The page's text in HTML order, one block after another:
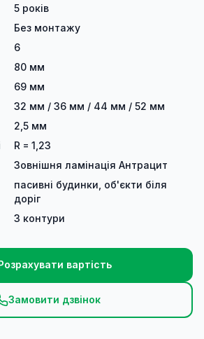
5 років
Без монтажу
6
80 мм
69 мм
32 мм / 36 мм / 44 мм / 52 мм
2,5 мм
R = 1,23
Зовнішня ламінація Антрацит
пасивні будинки, об'єкти біля
доріг
3 контури
вартість
Замовити дзвінок